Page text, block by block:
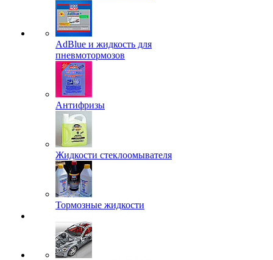
AdBlue и жидкость для
пневмотормозов
Антифризы
Жидкости стеклоомывателя
Тормозные жидкости